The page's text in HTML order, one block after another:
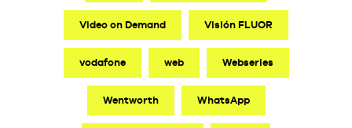
Video on Demand Visión FLUOR
vodafone web Webseries
Wentworth WhatsApp